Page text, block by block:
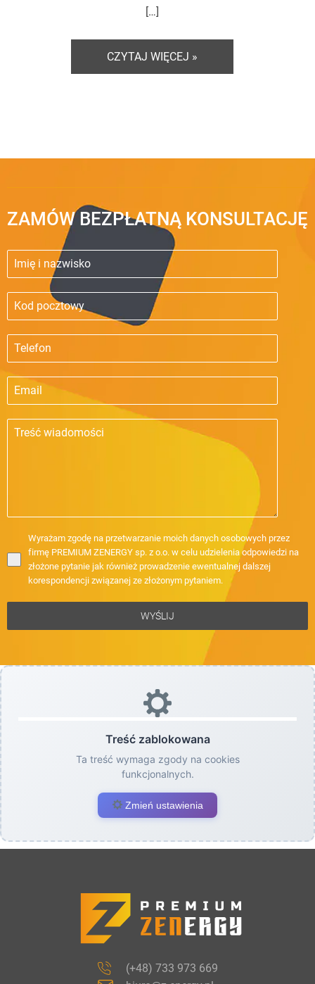
[…]
CZYTAJ WIĘCEJ »
ZAMÓW BEZPŁATNĄ KONSULTACJĘ
Wyrażam zgodę na przetwarzanie moich danych osobowych przez
firmę PREMIUM ZENERGY sp. z o.o. w celu udzielenia odpowiedzi na
złożone pytanie jak również prowadzenie ewentualnej dalszej
korespondencji związanej ze złożonym pytaniem.
WYŚLIJ
Treść zablokowana
Ta treść wymaga zgody na cookies
funkcjonalnych.
Zmień ustawienia
(+48) 733 973 669